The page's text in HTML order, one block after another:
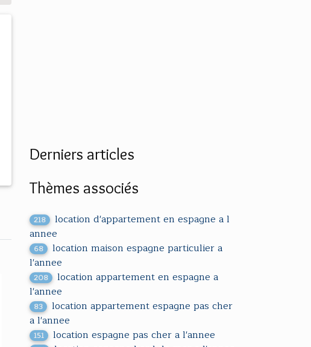
Derniers articles
Thèmes associés
218
location d'appartement en espagne a l
annee
68
location maison espagne particulier a
l'annee
208
location appartement en espagne a
l'annee
83
location appartement espagne pas cher
a l'annee
151 location espagne pas cher a l'annee